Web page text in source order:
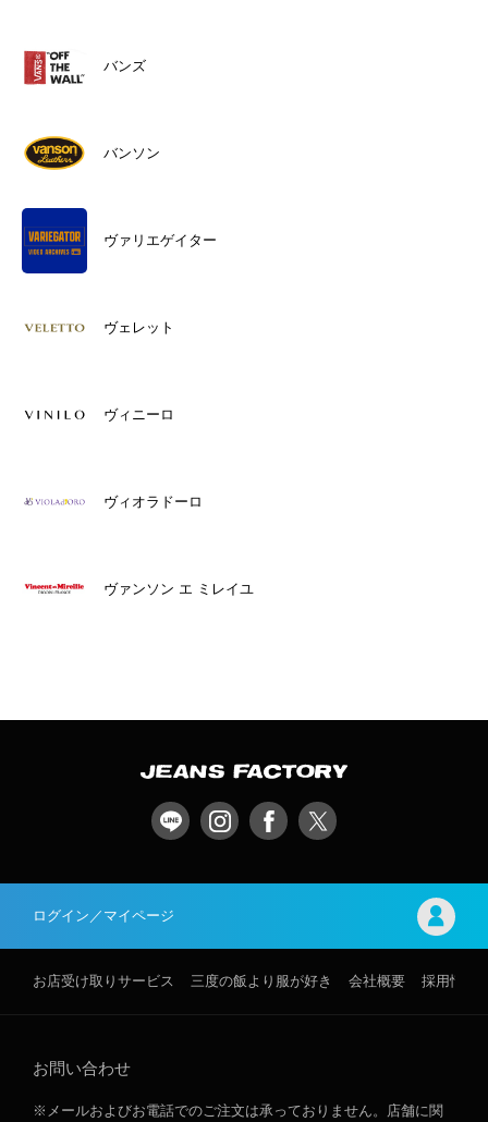
バンズ
バンソン
ヴァリエゲイター
ヴェレット
ヴィニーロ
ヴィオラドーロ
ヴァンソン エ ミレイユ
ログイン／マイページ
お店受け取りサービス 三度の飯より服が好き 会社概要 採用情報
お問い合わせ
※メールおよびお電話でのご注文は承っておりません。店舗に関